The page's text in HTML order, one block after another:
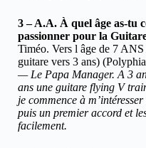
3 – A.A. À quel âge as-tu
passionner pour la
Timéo. Vers l âge de 7
guitare vers 3 ans)
— Le Papa Manager. A 3
ans une guitare flying V
je commence à
puis un premier accord et
facilement.